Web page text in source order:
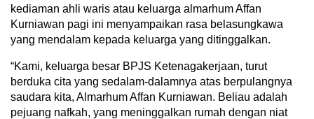
kediaman ahli waris atau keluarga almarhum Affan
Kurniawan pagi ini menyampaikan rasa belasungkawa
yang mendalam kepada keluarga yang ditinggalkan.
“Kami, keluarga besar BPJS Ketenagakerjaan, turut
berduka cita yang sedalam-dalamnya atas berpulangnya
saudara kita, Almarhum Affan Kurniawan. Beliau adalah
pejuang nafkah, yang meninggalkan rumah dengan niat